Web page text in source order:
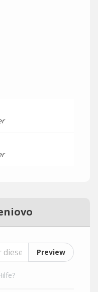
Preview